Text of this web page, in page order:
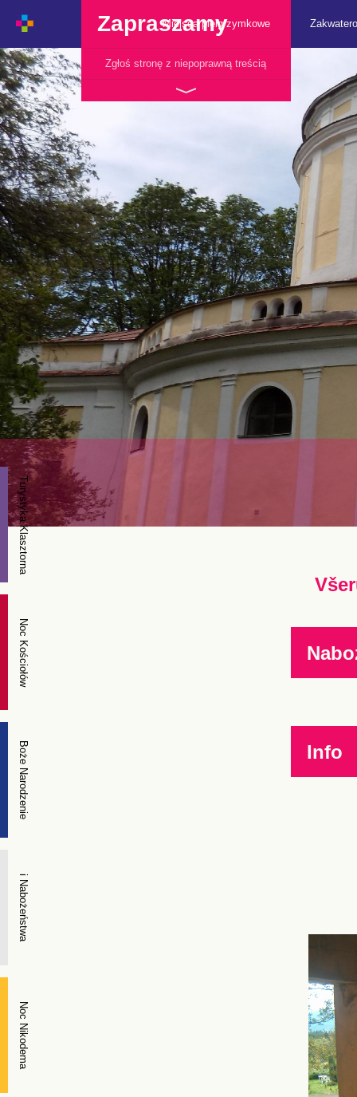
Zapraszamy
Zgłoś stronę z niepoprawną treścią
Miejsca pielgrzymkowe
Info
Turystyka Klasztorna
Noc Nikodema
Noc Kościołów
Boże Narodzenie
i Nabożeństwa